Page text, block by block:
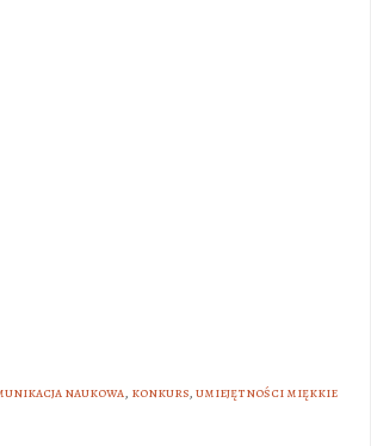
naukowa, konkurs,umiejętności miękkie